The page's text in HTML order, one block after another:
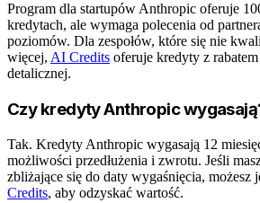
Program dla startupów Anthropic oferuje
kredytach, ale wymaga polecenia od
poziomów. Dla zespołów, które się nie
więcej, AI Credits oferuje kredyty z
detalicznej.
Czy kredyty Anthropic
Tak. Kredyty Anthropic wygasają 12
możliwości przedłużenia i zwrotu. Jeśli
zbliżające się do daty wygaśnięcia, możesz
Credits, aby odzyskać wartość.